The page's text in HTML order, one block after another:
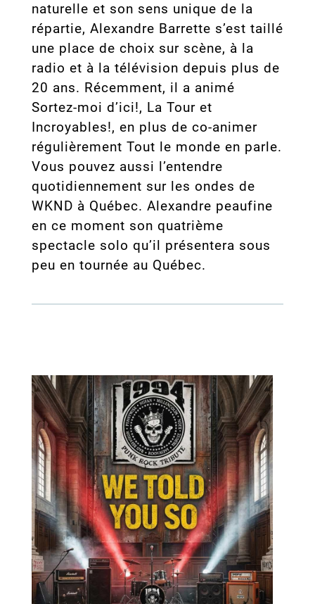
naturelle et son sens unique de la
répartie, Alexandre Barrette s’est taillé
une place de choix sur scène, à la
radio et à la télévision depuis plus de
20 ans. Récemment, il a animé
Sortez-moi d’ici!, La Tour et
Incroyables!, en plus de co-animer
régulièrement Tout le monde en parle.
Vous pouvez aussi l’entendre
quotidiennement sur les ondes de
WKND à Québec. Alexandre peaufine
en ce moment son quatrième
spectacle solo qu’il présentera sous
peu en tournée au Québec.